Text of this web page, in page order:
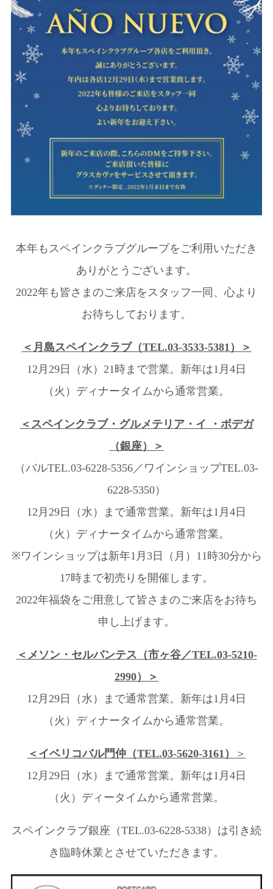
本年もスペインクラブグループをご利用いただき
ありがとうございます。
2022年も皆さまのご来店をスタッフ一同、心より
お待ちしております。
＜月島スペインクラブ（TEL.03-3533-5381）＞
12月29日（水）21時まで営業。新年は1月4日
（火）ディナータイムから通常営業。
＜スペインクラブ・グルメテリア・イ ・ボデガ
（銀座）＞
（バルTEL.03-6228-5356／ワインショップTEL.03-
6228-5350）
12月29日（水）まで通常営業。新年は1月4日
（火）ディナータイムから通常営業。
※ワインショップは新年1月3日（月）11時30分から
17時まで初売りを開催します。
2022年福袋をご用意して皆さまのご来店をお待ち
申し上げます。
＜メソン・セルバンテス（市ヶ谷／TEL.03-5210-
2990）＞
12月29日（水）まで通常営業。新年は1月4日
（火）ディナータイムから通常営業。
＜イベリコバル門仲（TEL.03-5620-3161）
＞
12月29日（水）まで通常営業。新年は1月4日
（火）ディータイムから通常営業。
スペインクラブ銀座（TEL.03-6228-5338）は引き続
き臨時休業とさせていただきます。